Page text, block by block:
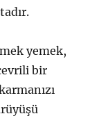
yemek,
bir